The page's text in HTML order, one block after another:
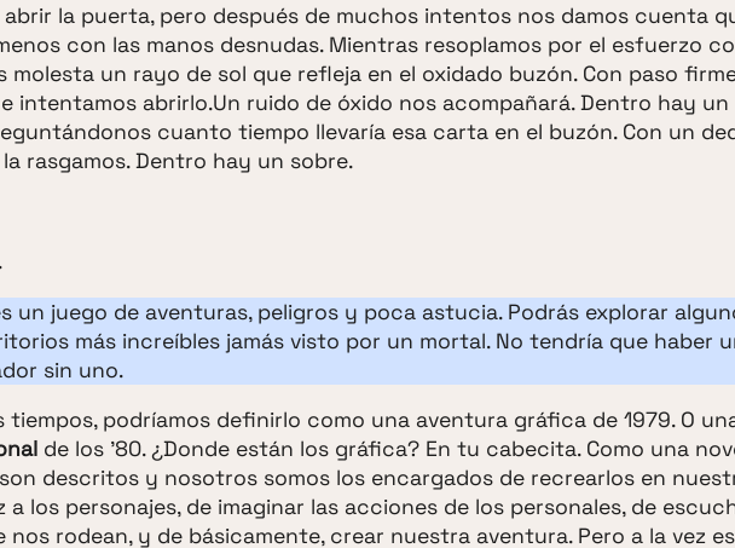
la puerta, pero después de muchos intentos nos damos cuenta
con las manos desnudas. Mientras resoplamos por el esfuerzo
molesta un rayo de sol que refleja en el oxidado buzón. Con paso
intentamos abrirlo.Un ruido de óxido nos acompañará. Dentro hay un
cuanto tiempo llevaría esa carta en el buzón. Con un
rasgamos. Dentro hay un sobre.
un juego de aventuras, peligros y poca astucia. Podrás explorar
más increíbles jamás visto por un mortal. No tendría que haber
sin uno.
tiempos, podríamos definirlo como una aventura gráfica de 1979. O
de los '80. ¿Donde están los gráfica? En tu cabecita. Como una
descritos y nosotros somos los encargados de recrearlos en
a los personajes, de imaginar las acciones de los personales, de
nos rodean, y de básicamente, crear nuestra aventura. Pero a la vez